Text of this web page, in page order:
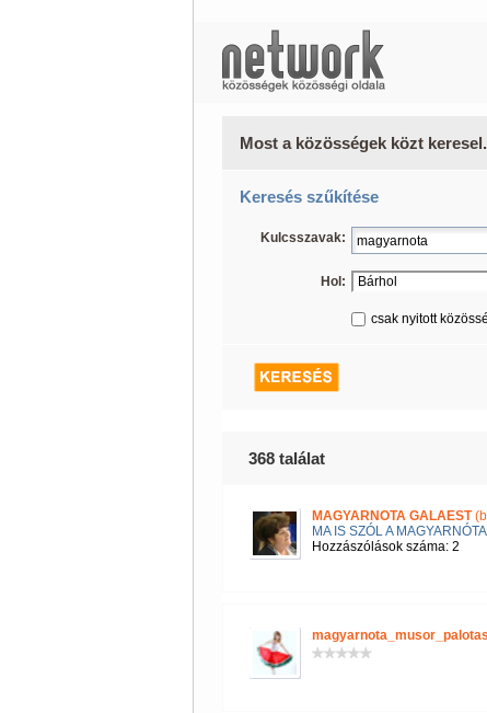
Most a közösségek közt
Keresés szűkítése
Kulcsszavak:
Hol:
csak nyitott
368 találat
MAGYARNOTA GALAEST
MA IS SZÓL A MAGYARNÓTA
Hozzászólások száma: 2